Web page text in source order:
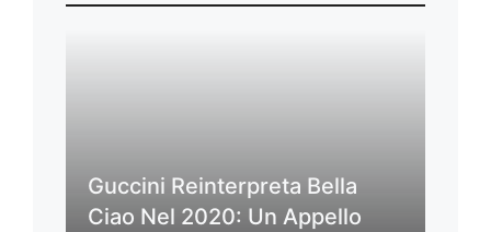
Guccini Reinterpreta Bella
Ciao Nel 2020: Un Appello